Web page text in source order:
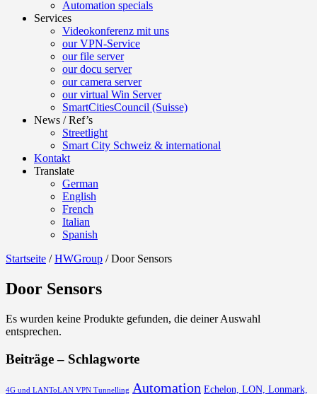
Automation specials
Services
Videokonferenz mit uns
our VPN-Service
our file server
our docu server
our camera server
our virtual Win Server
SmartCitiesCouncil (Suisse)
News / Ref’s
Streetlight
Smart City Schweiz & international
Kontakt
Translate
German
English
French
Italian
Spanish
Startseite /HWGroup / Door Sensors
Door Sensors
Es wurden keine Produkte gefunden, die deiner Auswahl
entsprechen.
Beiträge – Schlagworte
4G und LANToLAN VPN Tunnelling Automation Echelon, LON, Lonmark,